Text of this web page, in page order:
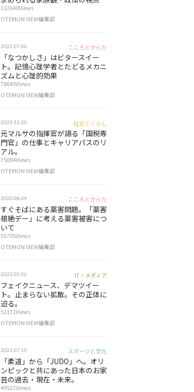
112640Views
OTEMON VIEW編集部
2022.07.06 こころとからだ
「なつかしさ」はビタースイー
ト。記憶心理学者とたどるメカニ
ズムと心理的効果
78645Views
OTEMON VIEW編集部
2022.12.20 社会とくらし
元マルサの指揮官が語る「国税専
門官」の仕事とキャリアパスのリ
アル。
75004Views
OTEMON VIEW編集部
2020.08.24 こころとからだ
すぐそばにある薬害問題。「薬害
根絶デー」に考える薬害被害につ
いて
51705Views
OTEMON VIEW編集部
2022.05.26 IT・メディア
フェイクニュース、デマツイー
ト。止まらない拡散。その正体に
迫る。
51131Views
OTEMON VIEW編集部
2021.07.15 スポーツと文化
「柔道」から「JUDO」へ。オリ
ンピックと共にあった日本のお家
芸の過去・現在・未来。
49522Views